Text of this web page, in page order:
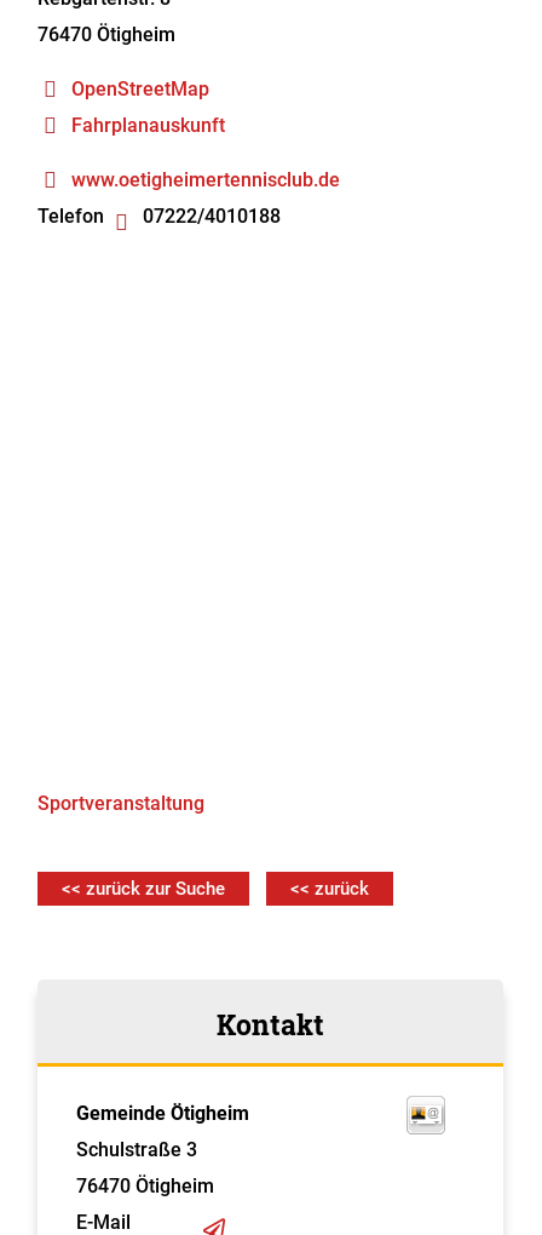
76470 Ötigheim
OpenStreetMap
Fahrplanauskunft
www.oetigheimertennisclub.de
Telefon
07222/4010188
Sportveranstaltung
<< zurück zur Suche << zurück
Kontakt
Gemeinde Ötigheim
Schulstraße 3
76470 Ötigheim
E-Mail